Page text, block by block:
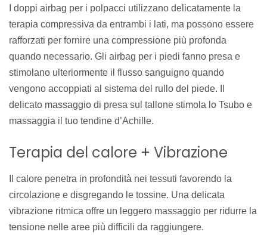
I doppi airbag per i polpacci utilizzano delicatamente la
terapia compressiva da entrambi i lati, ma possono essere
rafforzati per fornire una compressione più profonda
quando necessario. Gli airbag per i piedi fanno presa e
stimolano ulteriormente il flusso sanguigno quando
vengono accoppiati al sistema del rullo del piede. Il
delicato massaggio di presa sul tallone stimola lo Tsubo e
massaggia il tuo tendine d’Achille.
Terapia del calore + Vibrazione
Il calore penetra in profondità nei tessuti favorendo la
circolazione e disgregando le tossine. Una delicata
vibrazione ritmica offre un leggero massaggio per ridurre la
tensione nelle aree più difficili da raggiungere.